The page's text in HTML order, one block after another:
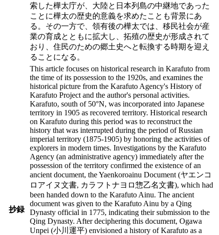
抄録
索した樺太庁が、大陸と日本列島の中継地であった
ことに樺太の歴史的意義を求めたことも背景にあ
る。その一方で、領有後の樺太では、移民社会が産
業の育成とともに拡大し、拓殖の歴史が形成されて
おり、住民のための郷土史へと転換する時期を迎え
ることになる。
This article focuses on historical research in Karafuto from
the time of its possession to the 1920s, and examines the
historical picture from the Karafuto Agency's History of
Karafuto Project and the author's personal activities.
Karafuto, south of 50°N, was incorporated into Japanese
territory in 1905 as recovered territory. Historical research
on Karafuto during this period was to reconstruct the
history that was interrupted during the period of Russian
imperial territory (1875-1905) by honoring the activities of
explorers in modern times. Investigations by the Karafuto
Agency (an administrative agency) immediately after the
possession of the territory confirmed the existence of an
ancient document, the Yaenkoroainu Document (ヤエンコ
ロアイヌ文書, カラフトナヨロ惣乙名文書), which had
been handed down to the Karafuto Ainu. The ancient
document was given to the Karafuto Ainu by a Qing
Dynasty official in 1775, indicating their submission to the
Qing Dynasty. After deciphering this document, Ogawa
Unpei (小川運平) envisioned a history of Karafuto as a